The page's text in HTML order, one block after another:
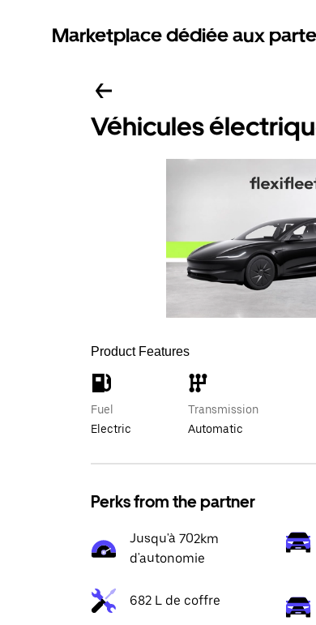
Marketplace dédiée aux
Véhicules
Product Features
Fuel
Electric
Transmission
Automatic
Perks from the partner
Jusqu'à 702km
d'autonomie
682 L de coffre